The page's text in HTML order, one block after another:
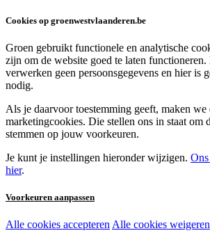
Cookies op groenwestvlaanderen.be
Groen gebruikt functionele en analytische
zijn om de website goed te laten functioneren.
verwerken geen persoonsgegevens en hier is
nodig.
Als je daarvoor toestemming geeft, maken
marketingcookies. Die stellen ons in staat om
stemmen op jouw voorkeuren.
Je kunt je instellingen hieronder wijzigen.
hier.
Voorkeuren aanpassen
Noodzakelijke cookies:
Alle cookies accepteren Alle cookies weigeren